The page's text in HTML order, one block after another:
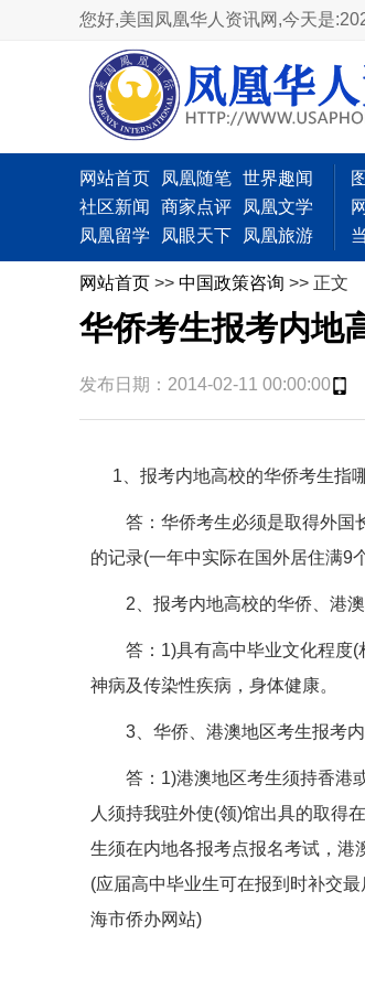
您好,美国凤凰华人资讯网,今天是
网站首页 凤凰随笔 世界趣闻
社区新闻
商家点评
凤凰文学
凤凰留学
凤眼天下 凤凰旅游
网站首页 >> 中国政策咨询 >> 正文
华侨考生报考内地
发布日期：2014-02-11 00:00:00
1、报考内地高校的华侨考生指
答：华侨考生必须是取得外国长
的记录(一年中实际在国外居住满9
2、报考内地高校的华侨、港澳
答：1)具有高中毕业文化程度(
神病及传染性疾病，身体健康。
3、华侨、港澳地区考生报考内
答：1)港澳地区考生须持香港或
人须持我驻外使(领)馆出具的取得
生须在内地各报考点报名考试，港
(应届高中毕业生可在报到时补交
海市侨办网站)